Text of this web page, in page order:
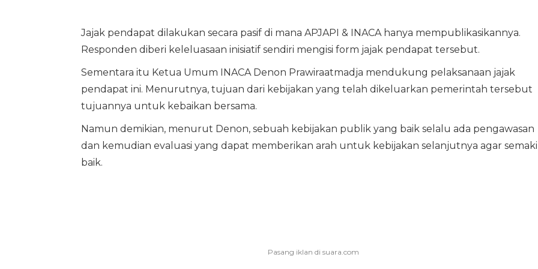
Jajak pendapat dilakukan secara pasif di mana APJAPI & INACA hanya mempublikasikannya.
Responden diberi keleluasaan inisiatif sendiri mengisi form jajak pendapat tersebut.
Sementara itu Ketua Umum INACA Denon Prawiraatmadja mendukung pelaksanaan jajak
pendapat ini. Menurutnya, tujuan dari kebijakan yang telah dikeluarkan pemerintah tersebut
tujuannya untuk kebaikan bersama.
Namun demikian, menurut Denon, sebuah kebijakan publik yang baik selalu ada pengawasan
dan kemudian evaluasi yang dapat memberikan arah untuk kebijakan selanjutnya agar
baik.